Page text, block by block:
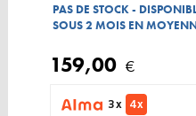
PAS DE STOCK -
SOUS 2 MOIS EN
159,00 €
3 x 4 x